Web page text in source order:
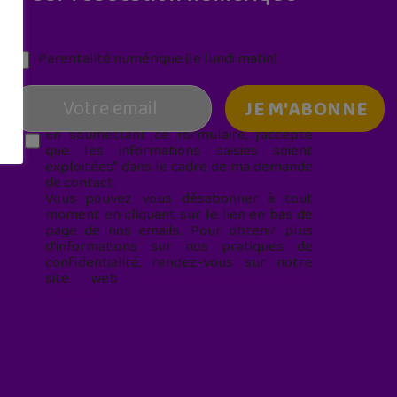
Parentalité numérique (le lundi matin)
En soumettant ce formulaire, j’accepte
que les informations saisies soient
exploitées* dans le cadre de ma demande
de contact.
Vous pouvez vous désabonner à tout
moment en cliquant sur le lien en bas de
page de nos emails. Pour obtenir plus
d'informations sur nos pratiques de
confidentialité, rendez-vous sur notre
site web